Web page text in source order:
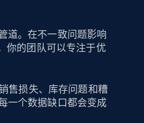
道。在不一致问题影响
你的团队可以专注于优
售损失、库存问题和糟
一个数据缺口都会变成